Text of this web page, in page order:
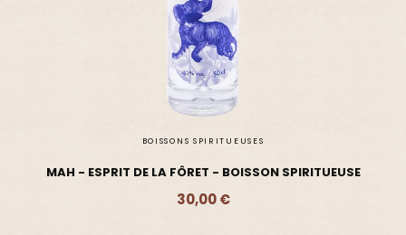
BOISSONS SPIRITUEUSES
MAH - ESPRIT DE LA FÔRET - BOISSON SPIRITUEUSE
30,00 €
Ajouter - 30,00 €